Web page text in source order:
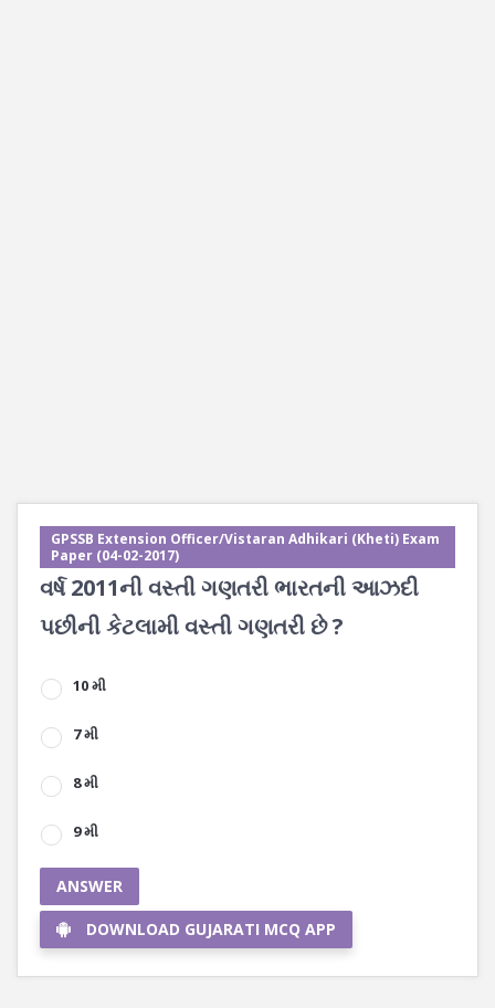
GPSSB Extension Officer/Vistaran Adhikari (Kheti) Exam
Paper (04-02-2017)
વર્ષ 2011ની વસ્તી ગણતરી ભારતની આઝદી
પછીની કેટલામી વસ્તી ગણતરી છે ?
10 મી
7 મી
8 મી
9 મી
ANSWER
DOWNLOAD GUJARATI MCQ APP